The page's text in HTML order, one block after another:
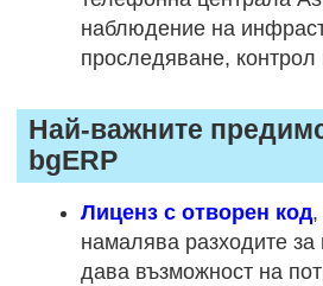
наблюдение на
проследяване, контрол
Най-важните
bgERP
Лиценз с отворен код,
намалява разходите
дава възможност на